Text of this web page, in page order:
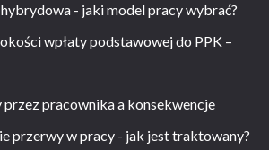
- jaki model pracy wybrać?
wpłaty podstawowej do PPK –
przez pracownika a konsekwencje
przerwy w pracy - jak jest traktowany?